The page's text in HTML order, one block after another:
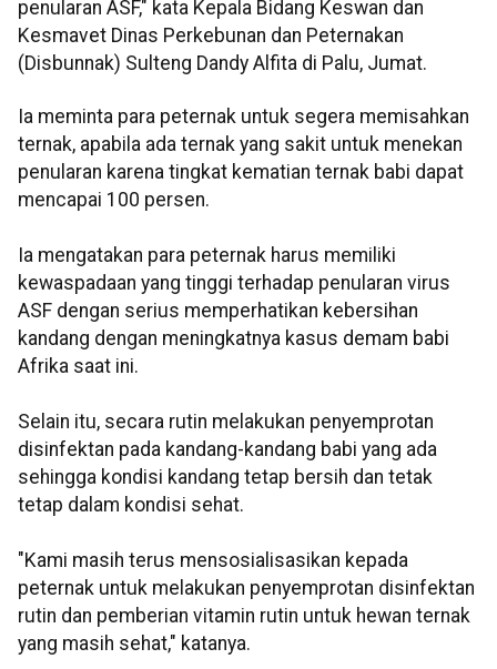
penularan ASF," kata Kepala Bidang Keswan dan
Kesmavet Dinas Perkebunan dan Peternakan
(Disbunnak) Sulteng Dandy Alfita di Palu, Jumat.
Ia meminta para peternak untuk segera memisahkan
ternak, apabila ada ternak yang sakit untuk menekan
penularan karena tingkat kematian ternak babi dapat
mencapai 100 persen.
Ia mengatakan para peternak harus memiliki
kewaspadaan yang tinggi terhadap penularan virus
ASF dengan serius memperhatikan kebersihan
kandang dengan meningkatnya kasus demam babi
Afrika saat ini.
Selain itu, secara rutin melakukan penyemprotan
disinfektan pada kandang-kandang babi yang ada
sehingga kondisi kandang tetap bersih dan tetak
tetap dalam kondisi sehat.
"Kami masih terus mensosialisasikan kepada
peternak untuk melakukan penyemprotan disinfektan
rutin dan pemberian vitamin rutin untuk hewan ternak
yang masih sehat," katanya.